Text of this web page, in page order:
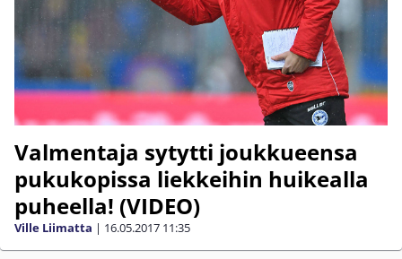
Valmentaja sytytti joukkueensa
pukukopissa liekkeihin huikealla
puheella! (VIDEO)
Ville Liimatta | 16.05.2017 11:35